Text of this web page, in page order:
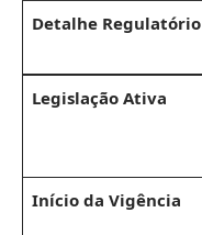
Detalhe Regulatório
Legislação Ativa
Início da Vigência